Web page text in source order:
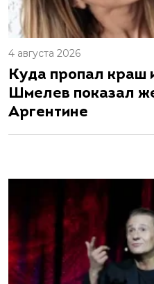
4 августа 2026
Куда пропал краш
Шмелев показал
Аргентине